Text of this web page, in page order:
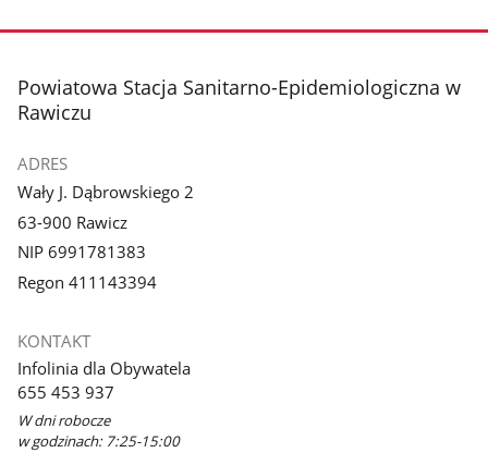
stopka
Powiatowa Stacja Sanitarno-Epidemiologiczna w
Rawiczu
ADRES
Wały J. Dąbrowskiego 2
63-900 Rawicz
NIP 6991781383
Regon 411143394
KONTAKT
Infolinia dla Obywatela
655 453 937
W dni robocze
w godzinach: 7:25-15:00